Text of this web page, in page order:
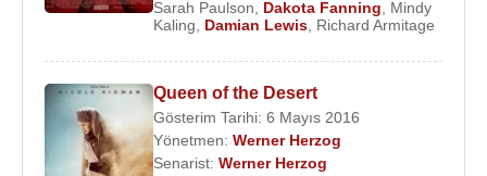
2013 - 70. Altın Küre Ödülleri - En İyi Erkek Oyuncu
Filmleri ve Dizileri:
Yapımcı:
2008 - The Baker(Sinema Filmi)
Sarah Paulson Dakota Fanning
Mindy
Kaling
Damian Lewis Richard Armitage
Queen of the Desert
Gösterim Tarihi: 6 Mayıs 2016
Yönetmen: Werner Herzog
Senarist: Werner Herzog